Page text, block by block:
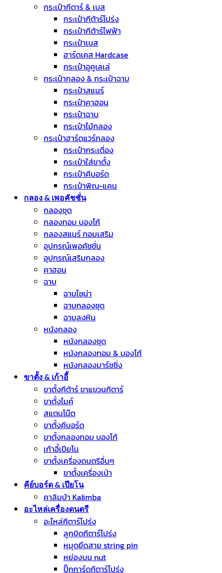
กระเป๋ากีตาร์ & เบส
กระเป๋ากีต้าร์โปร่ง
กระเป๋ากีต้าร์ไฟฟ้า
กระเป๋าเบส
ฮาร์ดเคส Hardcase
กระเป๋าอูคูเลเล่
กระเป๋ากลอง & กระเป๋าฉาบ
กระเป๋าสแนร์
กระเป๋าคาฮอน
กระเป๋าฉาบ
กระเป๋าไม้กลอง
กระเป๋าฮาร์ดแวร์กลอง
กระเป๋ากระเดื่อง
กระเป๋าใส่ขาตั้ง
กระเป๋าคีบอร์ด
กระเป๋าพิณ-แคน
กลอง & เพอคัชชั่น
กลองชุด
กลองทอม บองโก้
กลองสแนร์ ทอมเสริม
อุปกรณ์เพอคัชชั่น
อุปกรณ์เสริมกลอง
คาฮอน
ฉาบ
ฉาบไชน่า
ฉาบกลองชุด
ฉาบลงหิน
หนังกลอง
หนังกลองชุด
หนังกลองทอม & บองโก้
หนังกลองมาร์ชชิ่ง
ขาตั้ง & เก้าอี้
ขาตั้งกีต้าร์ ขาแขวนกีตาร์
ขาตั้งไมค์
สแตนโน๊ต
ขาตั้งคีบอร์ด
ขาตั้งกลองทอม บองโก้
เก้าอี้เปียโน
ขาตั้งเครื่องดนตรีอื่นๆ
ขาตั้งเครื่องเป่า
คีย์บอร์ด & เปียโน
คาลิมบ้า Kalimba
อะไหล่เครื่องดนตรี
อะไหล่กีตาร์โปร่ง
ลูกบิดกีตาร์โปร่ง
หมุดยึดสาย string pin
หย่องบน nut
ปิ๊กการ์ดกีตาร์โปร่ง